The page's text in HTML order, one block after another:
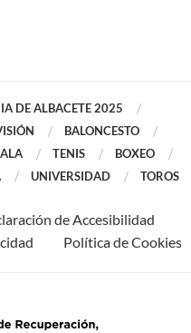
DE ALBACETE 2025
BALONCESTO
TENIS
BOXEO
UNIVERSIDAD TOROS
de Accesibilidad
Política de Cookies